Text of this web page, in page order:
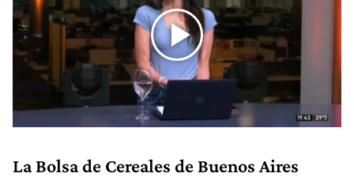
La Bolsa de Cereales de Buenos Aires